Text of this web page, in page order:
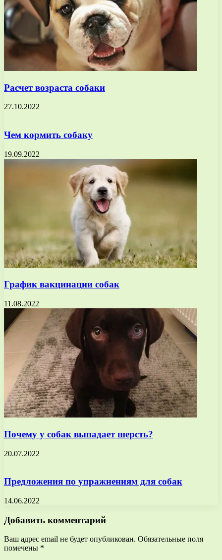
Расчет возраста собаки
27.10.2022
Чем кормить собаку
19.09.2022
График вакцинации собак
11.08.2022
Почему у собак выпадает шерсть?
20.07.2022
Предложения по упражнениям для собак
14.06.2022
Добавить комментарий
Ваш адрес email не будет опубликован. Обязательные поля
помечены *